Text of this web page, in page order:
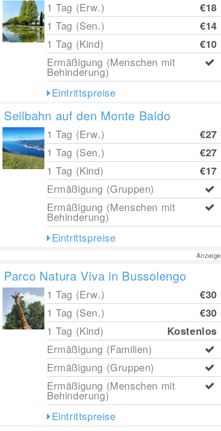
1 Tag (Erw.)
€18
1 Tag (Sen.)
€14
1 Tag (Kind)
€10
Ermäßigung (Menschen mit
Behinderung)
Eintrittspreise
Seilbahn auf den Monte Baldo
1 Tag (Erw.)
€27
1 Tag (Sen.)
€27
1 Tag (Kind)
€17
Ermäßigung (Gruppen)
Ermäßigung (Menschen mit
Behinderung)
Eintrittspreise
Anzeige
Parco Natura Viva in Bussolengo
1 Tag (Erw.)
€30
1 Tag (Sen.)
€30
1 Tag (Kind)
Kostenlos
Ermäßigung (Familien)
Ermäßigung (Gruppen)
Ermäßigung (Menschen mit
Behinderung)
Eintrittspreise